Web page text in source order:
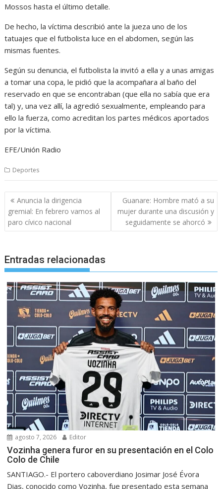
Mossos hasta el último detalle.
De hecho, la víctima describió ante la jueza uno de los
tatuajes que el futbolista luce en el abdomen, según las
mismas fuentes.
Según su denuncia, el futbolista la invitó a ella y a unas amigas
a tomar una copa, le pidió que la acompañara al baño del
reservado en que se encontraban (que ella no sabía que era
tal) y, una vez allí, la agredió sexualmente, empleando para
ello la fuerza, como acreditan los partes médicos aportados
por la víctima.
EFE/Unión Radio
Deportes
Navegación
de
entradas
Anuncia la dirigencia
gremial: En febrero vamos al
paro cívico nacional
Guanare: Hombre mató a su
mujer durante una discusión y
seguidamente se ahorcó
Entradas relacionadas
agosto 7, 2026 Editor
Vozinha genera furor en su presentación en el Colo
Colo de Chile
SANTIAGO.- El portero caboverdiano Josimar José Évora
Dias, conocido como Vozinha, fue presentado esta semana